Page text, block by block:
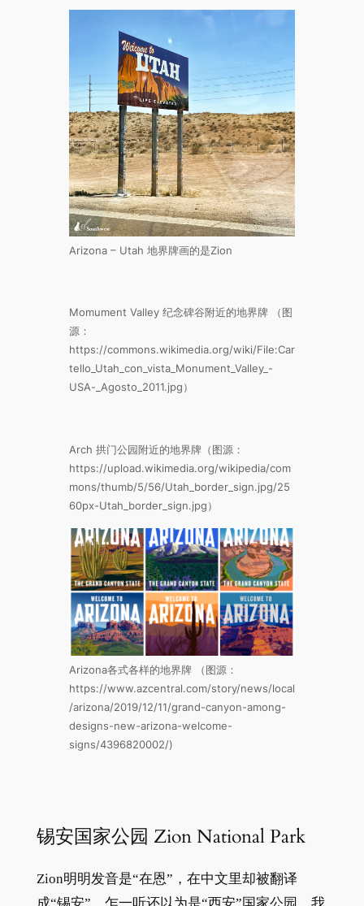
Arizona – Utah 地界牌画的是Zion
Momument Valley 纪念碑谷附近的地界牌 （图
源：
https://commons.wikimedia.org/wiki/File:Car
tello_Utah_con_vista_Monument_Valley_-
USA-_Agosto_2011.jpg）
Arch 拱门公园附近的地界牌（图源：
https://upload.wikimedia.org/wikipedia/com
mons/thumb/5/56/Utah_border_sign.jpg/25
60px-Utah_border_sign.jpg）
Arizona各式各样的地界牌 （图源：
https://www.azcentral.com/story/news/local
/arizona/2019/12/11/grand-canyon-among-
designs-new-arizona-welcome-
signs/4396820002/)
锡安国家公园 Zion National Park
Zion明明发音是“在恩”，在中文里却被翻译
成“锡安”，乍一听还以为是“西安”国家公园。我